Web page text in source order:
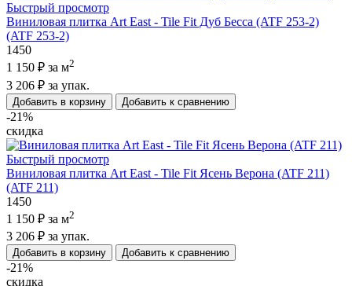
Быстрый просмотр
Виниловая плитка Art East - Tile Fit Дуб Бесса (ATF 253-2)
(ATF 253-2)
1450
1 150 ₽ за м2
3 206 ₽ за упак.
Добавить в корзину Добавить к сравнению
-21%
скидка
Быстрый просмотр
Виниловая плитка Art East - Tile Fit Ясень Верона (ATF 211)
(ATF 211)
1450
1 150 ₽ за м2
3 206 ₽ за упак.
Добавить в корзину Добавить к сравнению
-21%
скидка